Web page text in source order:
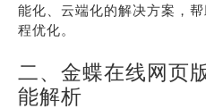
能化、云端化的解决方案，
程优化。
二、金蝶在线网页
能解析